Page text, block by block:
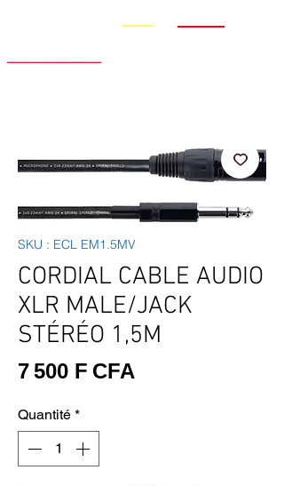
SKU : ECL EM1.5MV
CORDIAL CABLE AUDIO
XLR MALE/JACK
STÉRÉO 1,5M
7 500 F CFA
Quantité *